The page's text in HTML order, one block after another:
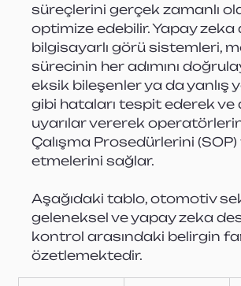
süreçlerini gerçek zamanlı
optimize edebilir. Yapay zeka
bilgisayarlı görü sistemleri,
sürecinin her adımını
eksik bileşenler ya da yanlış
gibi hataları tespit ederek ve
uyarılar vererek
Çalışma Prosedürlerini
etmelerini sağlar.
Aşağıdaki tablo, otomotiv
geleneksel ve yapay zeka
kontrol arasındaki belirgin
özetlemektedir.